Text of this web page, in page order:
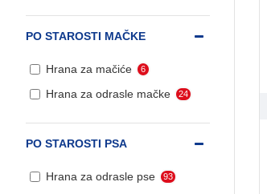
PO STAROSTI MAČKE
Hrana za mačiće 6
Hrana za odrasle mačke 24
PO STAROSTI PSA
Hrana za odrasle pse 93